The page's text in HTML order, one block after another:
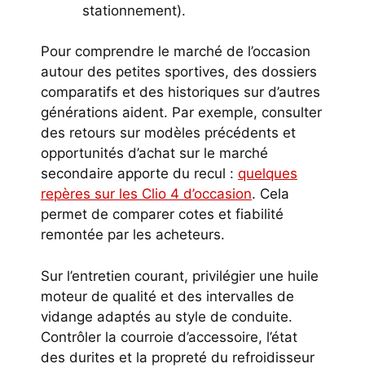
stationnement).
Pour comprendre le marché de l’occasion
autour des petites sportives, des dossiers
comparatifs et des historiques sur d’autres
générations aident. Par exemple, consulter
des retours sur modèles précédents et
opportunités d’achat sur le marché
secondaire apporte du recul : quelques
repères sur les Clio 4 d’occasion. Cela
permet de comparer cotes et fiabilité
remontée par les acheteurs.
Sur l’entretien courant, privilégier une huile
moteur de qualité et des intervalles de
vidange adaptés au style de conduite.
Contrôler la courroie d’accessoire, l’état
des durites et la propreté du refroidisseur